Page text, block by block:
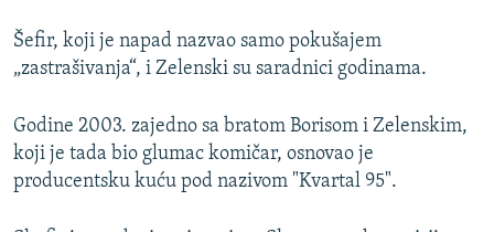
Šefir, koji je napad nazvao samo pokušajem
„zastrašivanja“, i Zelenski su saradnici godinama.
Godine 2003. zajedno sa bratom Borisom i Zelenskim,
koji je tada bio glumac komičar, osnovao je
producentsku kuću pod nazivom "Kvartal 95".